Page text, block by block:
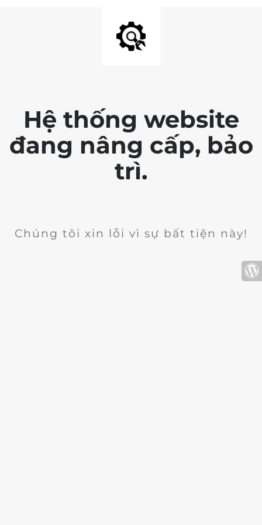
Hệ thống website
đang nâng cấp, bảo
trì.
Chúng tôi xin lỗi vì sự bất tiện này!